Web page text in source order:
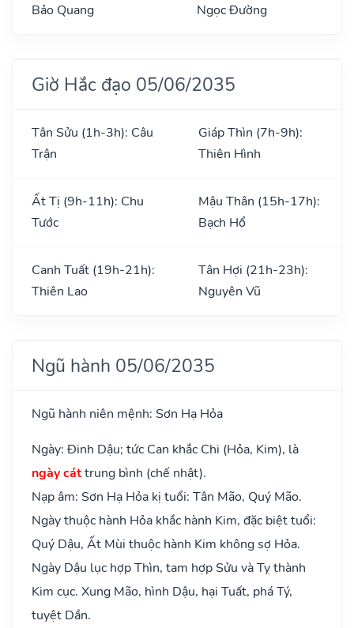
Bảo Quang
Ngọc Đường
Giờ Hắc đạo 05/06/2035
Tân Sửu (1h-3h): Câu
Trận
Giáp Thìn (7h-9h):
Thiên Hình
Ất Tị (9h-11h): Chu
Tước
Mậu Thân (15h-17h):
Bạch Hổ
Canh Tuất (19h-21h):
Thiên Lao
Tân Hợi (21h-23h):
Nguyên Vũ
Ngũ hành 05/06/2035
Ngũ hành niên mệnh: Sơn Hạ Hỏa
Ngày: Đinh Dậu; tức Can khắc Chi (Hỏa, Kim), là
ngày cáttrung bình (chế nhật).
Nạp âm: Sơn Hạ Hỏa kị tuổi: Tân Mão, Quý Mão.
Ngày thuộc hành Hỏa khắc hành Kim, đặc biệt tuổi:
Quý Dậu, Ất Mùi thuộc hành Kim không sợ Hỏa.
Ngày Dậu lục hợp Thìn, tam hợp Sửu và Tỵ thành
Kim cục. Xung Mão, hình Dậu, hại Tuất, phá Tý,
tuyệt Dần.